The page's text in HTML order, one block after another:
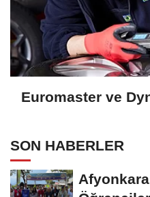
Euromaster ve
SON HABERLER